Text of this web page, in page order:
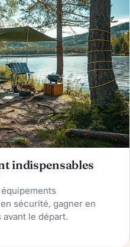
indispensables
sécurité, gagner en
le départ.